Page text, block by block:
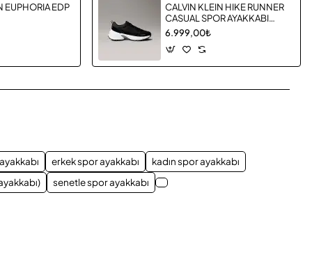
EUPHORIA EDP
CALVIN KLEIN HIKE RUNNER
CASUAL SPOR AYAKKABI
YW0YW0199501O
6.999,00₺
erkek spor ayakkabı
kadın spor ayakkabı
senetle spor ayakkabı